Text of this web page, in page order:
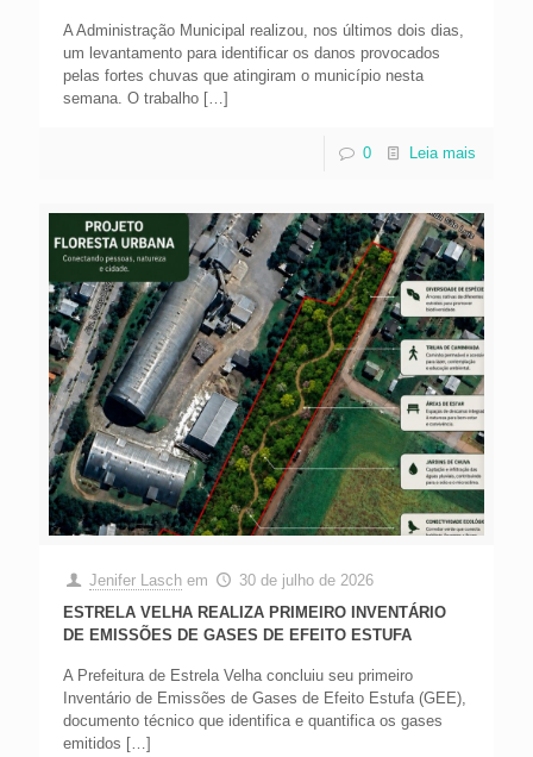
A Administração Municipal realizou, nos últimos dois dias,
um levantamento para identificar os danos provocados
pelas fortes chuvas que atingiram o município nesta
semana. O trabalho […]
0 Leia mais
Jenifer Lasch em
30 de julho de 2026
ESTRELA VELHA REALIZA PRIMEIRO INVENTÁRIO
DE EMISSÕES DE GASES DE EFEITO ESTUFA
A Prefeitura de Estrela Velha concluiu seu primeiro
Inventário de Emissões de Gases de Efeito Estufa (GEE),
documento técnico que identifica e quantifica os gases
emitidos […]